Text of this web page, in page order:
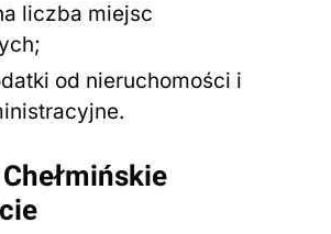
liczba miejsc
od nieruchomości i